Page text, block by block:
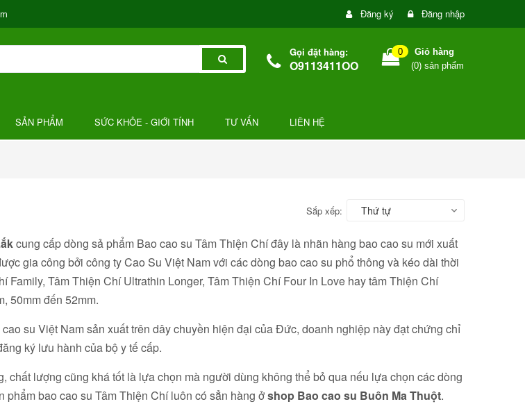
Đăng ký Đăng nhập
Gọi đặt hàng:
O9113411OO
0
Giỏ hàng
(0) sản phẩm
SẢN PHẨM SỨC KHỎE - GIỚI TÍNH TƯ VẤN LIÊN HỆ
Sắp xếp: Thứ tự
cung cấp dòng sả phẩm Bao cao su Tâm Thiện Chí đây là nhãn hàng bao cao su mới xuất
gia công bởi công ty Cao Su Việt Nam với các dòng bao cao su phổ thông và kéo dài thời
Family, Tâm Thiện Chí Ultrathin Longer, Tâm Thiện Chí Four In Love hay tâm Thiện Chí
50mm đến 52mm.
su Việt Nam sản xuất trên dây chuyền hiện đại của Đức, doanh nghiệp này đạt chứng chỉ
ký lưu hành của bộ y tế cấp.
chất lượng cũng khá tốt là lựa chọn mà người dùng không thể bỏ qua nếu lựa chọn các dòng
phẩm bao cao su Tâm Thiện Chí luôn có sẳn hàng ởshop Bao cao su Buôn Ma Thuột.